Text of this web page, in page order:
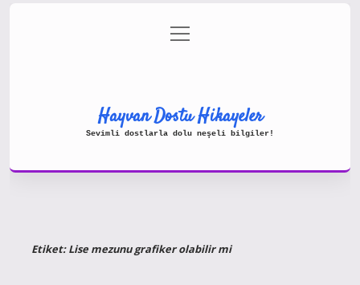
Gizlilik Politikası
menüyü
aç
Hayvan Dostu Hikayeler
Sevimli dostlarla dolu neşeli bilgiler!
Etiket:Lise mezunu grafiker olabilir mi